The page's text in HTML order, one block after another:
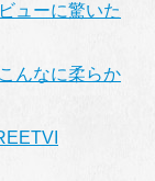
ューに驚いた
んなに柔らか